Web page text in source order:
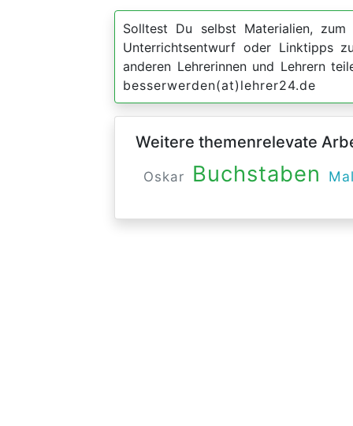
Solltest Du selbst Materialien,
Unterrichtsentwurf oder Linktipps
anderen Lehrerinnen und Lehrern
besserwerden(at)lehrer24.de
Weitere themenrelevate
Oskar Buchstaben